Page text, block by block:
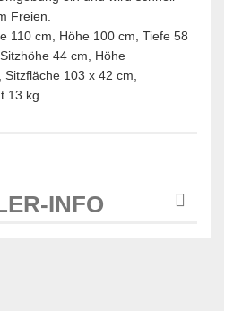
Freien.
110 cm, Höhe 100 cm, Tiefe 58
44 cm, Höhe
Sitzfläche 103 x 42 cm,
13 kg
INFO